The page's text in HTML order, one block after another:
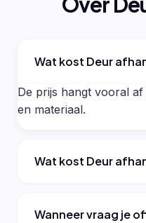
Wat kost Deur
De prijs hangt vooral
en materiaal.
Wat kost Deur
Wanneer vraag je